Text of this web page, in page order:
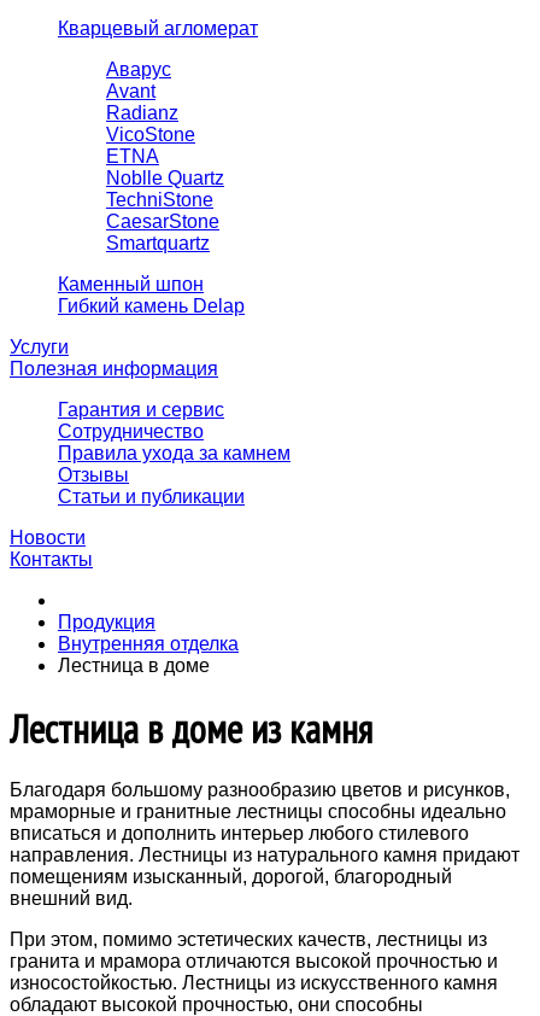
Кварцевый агломерат
Аварус
Avant
Radianz
VicoStone
ETNA
Noblle Quartz
TechniStone
CaesarStone
Smartquartz
Каменный шпон
Гибкий камень Delap
Услуги
Полезная информация
Гарантия и сервис
Сотрудничество
Правила ухода за камнем
Отзывы
Статьи и публикации
Новости
Контакты
Продукция
Внутренняя отделка
Лестница в доме
Лестница в доме из камня
Благодаря большому разнообразию цветов и рисунков,
мраморные и гранитные лестницы способны идеально
вписаться и дополнить интерьер любого стилевого
направления. Лестницы из натурального камня придают
помещениям изысканный, дорогой, благородный
внешний вид.
При этом, помимо эстетических качеств, лестницы из
гранита и мрамора отличаются высокой прочностью и
износостойкостью. Лестницы из искусственного камня
обладают высокой прочностью, они способны